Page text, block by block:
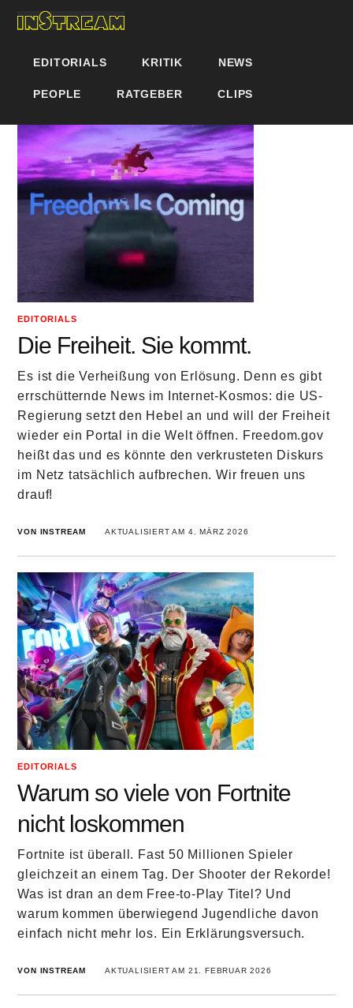
EDITORIALS KRITIK NEWS
PEOPLE RATGEBER CLIPS
EDITORIALS
Die Freiheit. Sie kommt.
Es ist die Verheißung von Erlösung. Denn es gibt
errschütternde News im Internet-Kosmos: die US-
Regierung setzt den Hebel an und will der Freiheit
wieder ein Portal in die Welt öffnen. Freedom.gov
heißt das und es könnte den verkrusteten Diskurs
im Netz tatsächlich aufbrechen. Wir freuen uns
drauf!
VON INSTREAM AKTUALISIERT AM 4. MÄRZ 2026
EDITORIALS
Warum so viele von Fortnite
nicht loskommen
Fortnite ist überall. Fast 50 Millionen Spieler
gleichzeit an einem Tag. Der Shooter der Rekorde!
Was ist dran an dem Free-to-Play Titel? Und
warum kommen überwiegend Jugendliche davon
einfach nicht mehr los. Ein Erklärungsversuch.
VON INSTREAM AKTUALISIERT AM 21. FEBRUAR 2026